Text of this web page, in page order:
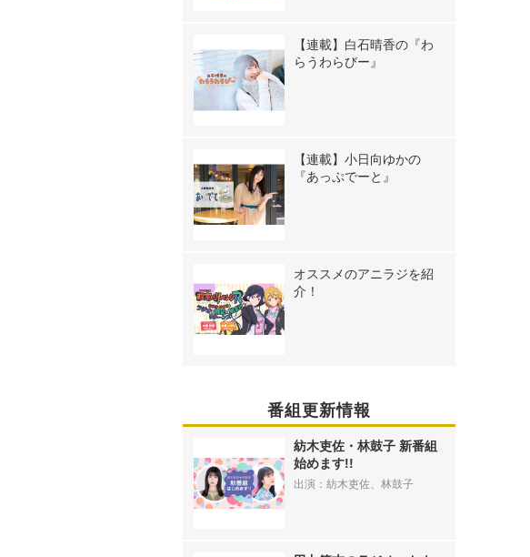
【連載】白石晴香の『わ
らうわらびー』
【連載】小日向ゆかの
『あっぷでーと』
オススメのアニラジを紹
介！
番組更新情報
紡木吏佐・林鼓子 新番組
始めます!!
出演：紡木吏佐、林鼓子